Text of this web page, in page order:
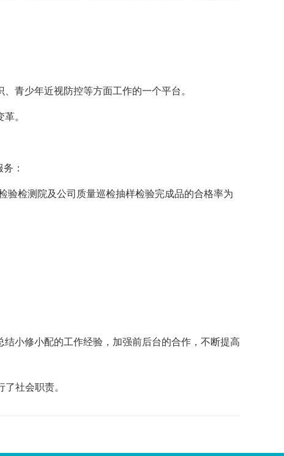
青少年近视防控等方面工作的一个平台。
。
：
验检测院及公司质量巡检抽样检验完成品的合格率为
小修小配的工作经验，加强前后台的合作，不断提高
社会职责。